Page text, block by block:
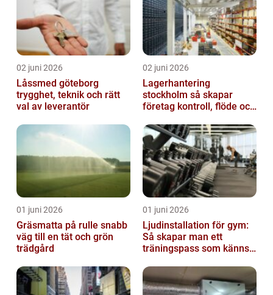
02 juni 2026
Låssmed göteborg
trygghet, teknik och rätt
val av leverantör
02 juni 2026
Lagerhantering
stockholm så skapar
företag kontroll, flöde och
01 juni 2026
Gräsmatta på rulle snabb
väg till en tät och grön
trädgård
01 juni 2026
Ljudinstallation för gym:
Så skapar man ett
träningspass som känns i